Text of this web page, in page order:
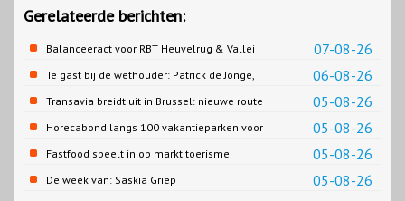
Gerelateerde berichten:
07-08-26
Balanceeract voor RBT Heuvelrug & Vallei
06-08-26
Te gast bij de wethouder: Patrick de Jonge,
Gemeente Emmen
05-08-26
Transavia breidt uit in Brussel: nieuwe route
naar Porto
05-08-26
Horecabond langs 100 vakantieparken voor
Cao-recreatie
05-08-26
Fastfood speelt in op markt toerisme
05-08-26
De week van: Saskia Griep